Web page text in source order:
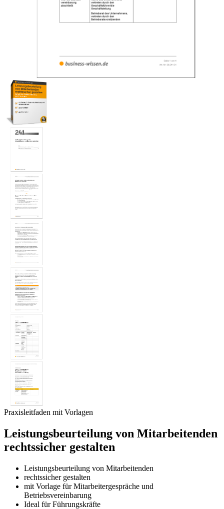
Praxisleitfaden mit Vorlagen
Leistungsbeurteilung von Mitarbeitenden
rechtssicher gestalten
Leistungsbeurteilung von Mitarbeitenden
rechtssicher gestalten
mit Vorlage für Mitarbeitergespräche und
Betriebsvereinbarung
Ideal für Führungskräfte